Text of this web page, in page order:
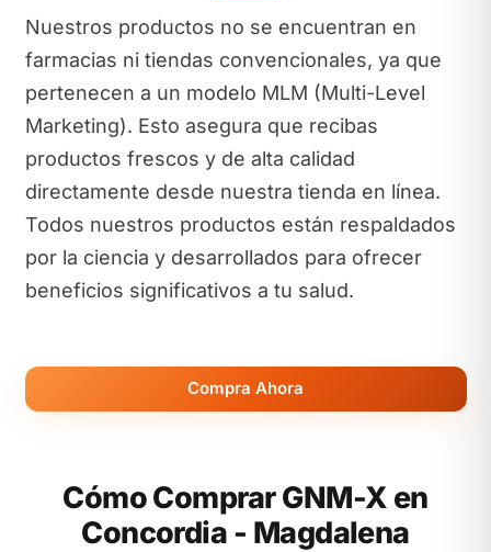
Nuestros productos no se encuentran en
farmacias ni tiendas convencionales, ya que
pertenecen a un modelo MLM (Multi-Level
Marketing). Esto asegura que recibas
productos frescos y de alta calidad
directamente desde nuestra tienda en línea.
Todos nuestros productos están respaldados
por la ciencia y desarrollados para ofrecer
beneficios significativos a tu salud.
Compra Ahora
Cómo Comprar GNM-X en
Concordia - Magdalena